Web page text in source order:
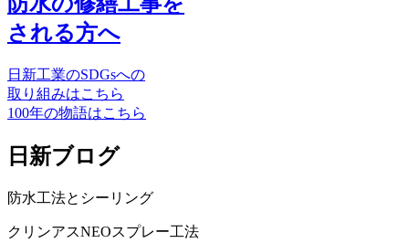
される方へ
日新工業のSDGsへの
取り組みはこちら
100年の物語はこちら
日新ブログ
防水工法とシーリング
クリンアスNEOスプレー工法